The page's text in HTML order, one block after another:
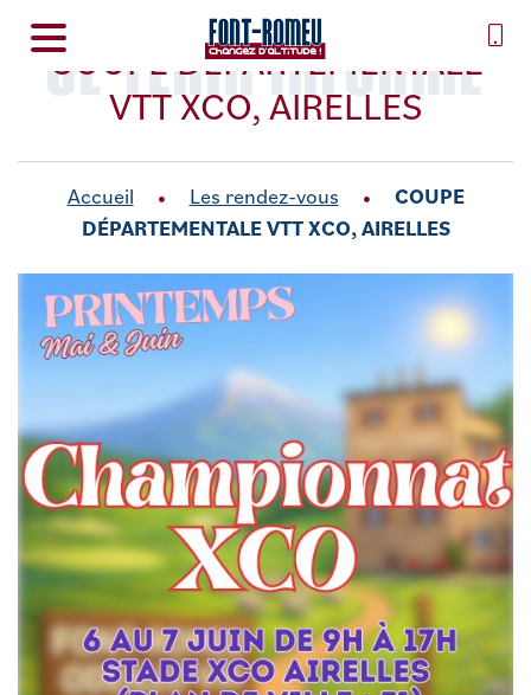
SE TENIR INFORMÉ
COUPE DÉPARTEMENTALE
VTT XCO, AIRELLES
Accueil Les rendez-vous
COUPE
DÉPARTEMENTALE VTT XCO, AIRELLES